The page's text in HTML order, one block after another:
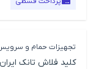
تجهیزات حمام و
کلید فلاش تانک